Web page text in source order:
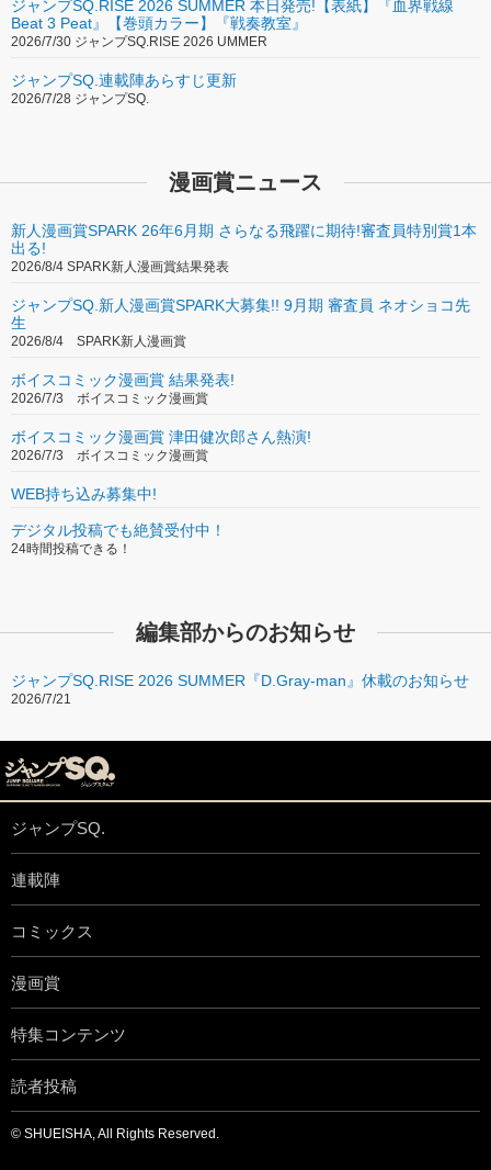
ジャンプSQ.RISE 2026 SUMMER 本日発売!【表紙】『血界戦線
Beat 3 Peat』【巻頭カラー】『戦奏教室』
2026/7/30 ジャンプSQ.RISE 2026 UMMER
ジャンプSQ.連載陣あらすじ更新
2026/7/28 ジャンプSQ.
漫画賞ニュース
新人漫画賞SPARK 26年6月期 さらなる飛躍に期待!審査員特別賞1本
出る!
2026/8/4 SPARK新人漫画賞結果発表
ジャンプSQ.新人漫画賞SPARK大募集!! 9月期 審査員 ネオショコ先
生
2026/8/4 SPARK新人漫画賞
ボイスコミック漫画賞 結果発表!
2026/7/3 ボイスコミック漫画賞
ボイスコミック漫画賞 津田健次郎さん熱演!
2026/7/3 ボイスコミック漫画賞
WEB持ち込み募集中!
デジタル投稿でも絶賛受付中！
24時間投稿できる！
編集部からのお知らせ
ジャンプSQ.RISE 2026 SUMMER『D.Gray-man』休載のお知らせ
2026/7/21
ジャンプSQ.
連載陣
コミックス
漫画賞
特集コンテンツ
読者投稿
© SHUEISHA, All Rights Reserved.